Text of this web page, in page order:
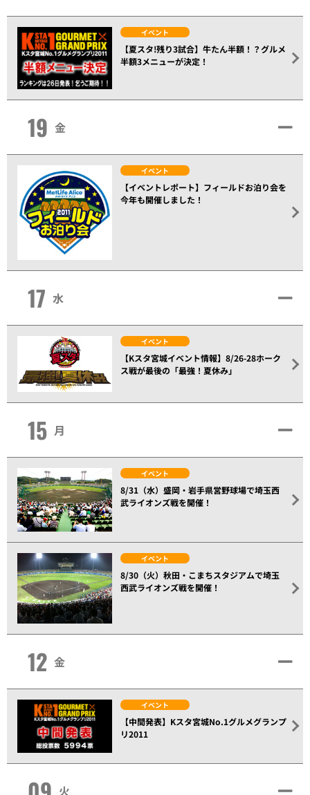
イベント
【夏スタ!残り3試合】牛たん半額！？グルメ
半額3メニューが決定！
19 金
イベント
【イベントレポート】フィールドお泊り会を
今年も開催しました！
17 水
イベント
【Kスタ宮城イベント情報】8/26-28ホーク
ス戦が最後の「最強！夏休み」
15 月
イベント
8/31（水）盛岡・岩手県営野球場で埼玉西
武ライオンズ戦を開催！
イベント
8/30（火）秋田・こまちスタジアムで埼玉
西武ライオンズ戦を開催！
12 金
イベント
【中間発表】Kスタ宮城No.1グルメグランプ
リ2011
火